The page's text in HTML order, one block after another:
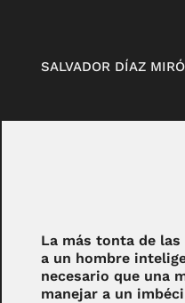
SALVADOR DÍAZ
La más tonta de
a un hombre
necesario que una
manejar a un